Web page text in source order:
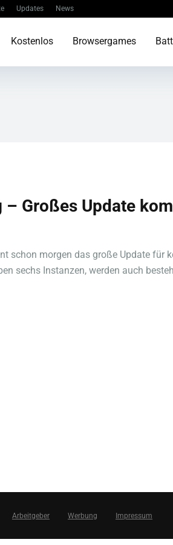
Updates News
Kostenlos Browsergames
– Großes Update
schon morgen das große Update für
sechs Instanzen, werden auch
Arbeitgeber Werbung Impressum